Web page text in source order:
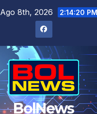
8th, 2026 2:14:21 PM
BolNews